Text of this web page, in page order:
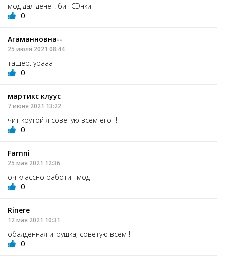
мод дал денег. биг СЭнки
0
Агаманновна--
25 июля 2021 08:44
тащер. урааа
0
мартикс клуус
7 июня 2021 13:22
чит крутой я советую всем его !
0
Farnni
25 мая 2021 12:36
оч классно работит мод
0
Rinere
12 мая 2021 10:31
обалденная игрушка, советую всем !
0